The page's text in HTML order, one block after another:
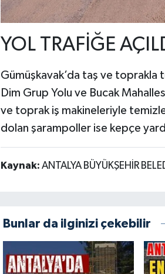
YOL TRAFİĞE
Gümüşkavak’da taş ve
Dim Grup Yolu ve Bucak
ve toprak iş makineleriyle
dolan şarampoller ise kepçe
Kaynak: ANTALYA BÜYÜKŞEHİR
Bunlar da ilginizi çekebilir